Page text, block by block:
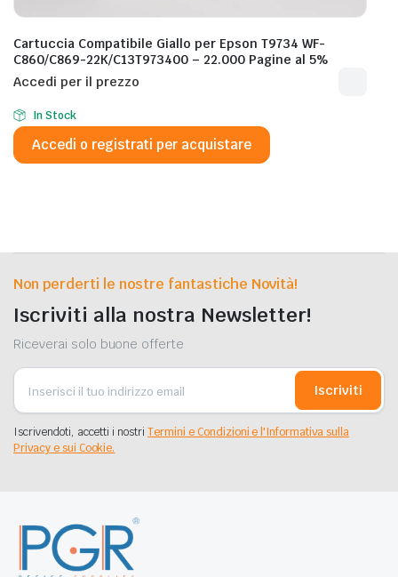
Cartuccia Compatibile Giallo per Epson T9734 WF-
C860/C869-22K/C13T973400 – 22.000 Pagine al 5%
Accedi per il prezzo
In Stock
Accedi o registrati per acquistare
Non perderti le nostre fantastiche Novità!
Iscriviti alla nostra Newsletter!
Riceverai solo buone offerte
Iscriviti
Iscrivendoti, accetti i nostriTermini e Condizioni e l'Informativa sulla
Privacy e sui Cookie.